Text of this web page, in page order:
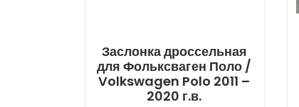
Заслонка дроссельная
для Фольксваген Поло /
Volkswagen Polo 2011 –
2020 г.в.